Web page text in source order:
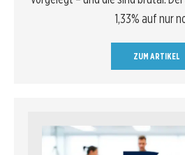
1,33% auf nur
ZUM ARTIKEL